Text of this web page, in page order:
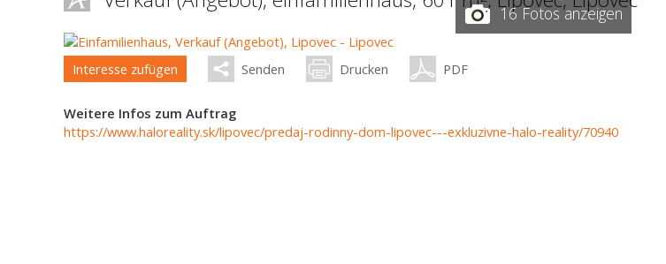
16 Fotos anzeigen
Interesse zufügen Senden Drucken PDF
Weitere Infos zum Auftrag
https://www.haloreality.sk/lipovec/predaj-rodinny-dom-lipovec---exkluzivne-halo-reality/70940